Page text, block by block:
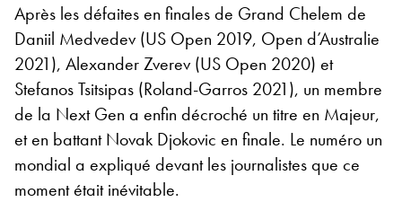
Après les défaites en finales de Grand Chelem de
Daniil Medvedev (US Open 2019, Open d’Australie
2021), Alexander Zverev (US Open 2020) et
Stefanos Tsitsipas (Roland-Garros 2021), un membre
de la Next Gen a enfin décroché un titre en Majeur,
et en battant Novak Djokovic en finale. Le numéro un
mondial a expliqué devant les journalistes que ce
moment était inévitable.